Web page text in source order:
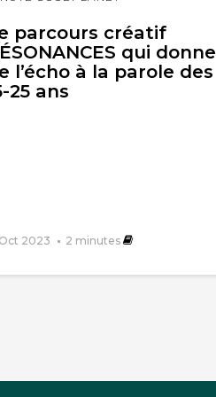
parcours créatif
qui donne
l’écho à la parole des
25 ans
2023 2 minutes